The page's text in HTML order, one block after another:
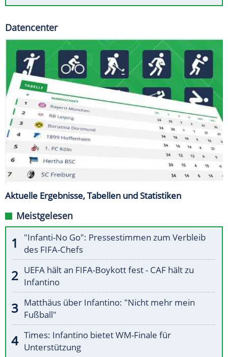
Datencenter
Aktuelle Ergebnisse, Tabellen und Statistiken
Meistgelesen
"Infanti-No Go": Pressestimmen zum Verbleib
des FIFA-Chefs
UEFA hält an FIFA-Boykott fest - CAF hält zu
Infantino
Matthäus über Infantino: "Nicht mehr mein
Fußball"
Times: Infantino bietet WM-Finale für
Unterstützung